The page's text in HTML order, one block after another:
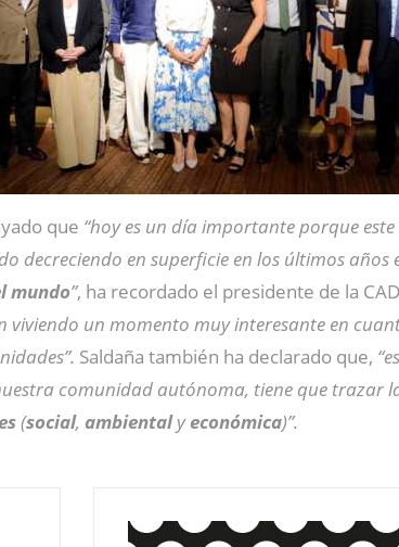
que “hoy es un día importante porque
decreciendo en superficie en los últimos años
mundo”, ha recordado el presidente de la
viviendo un momento muy interesante en
Saldaña también ha declarado que,
comunidad autónoma, tiene que trazar
(social, ambientalyeconómica)”.